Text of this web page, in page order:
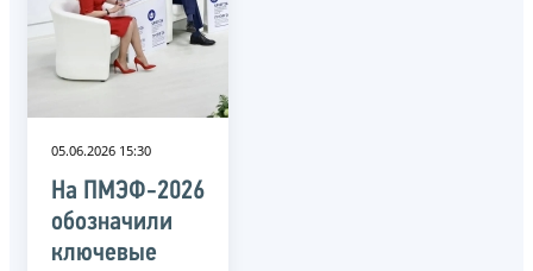
05.06.2026 15:30
На ПМЭФ-2026
обозначили
ключевые